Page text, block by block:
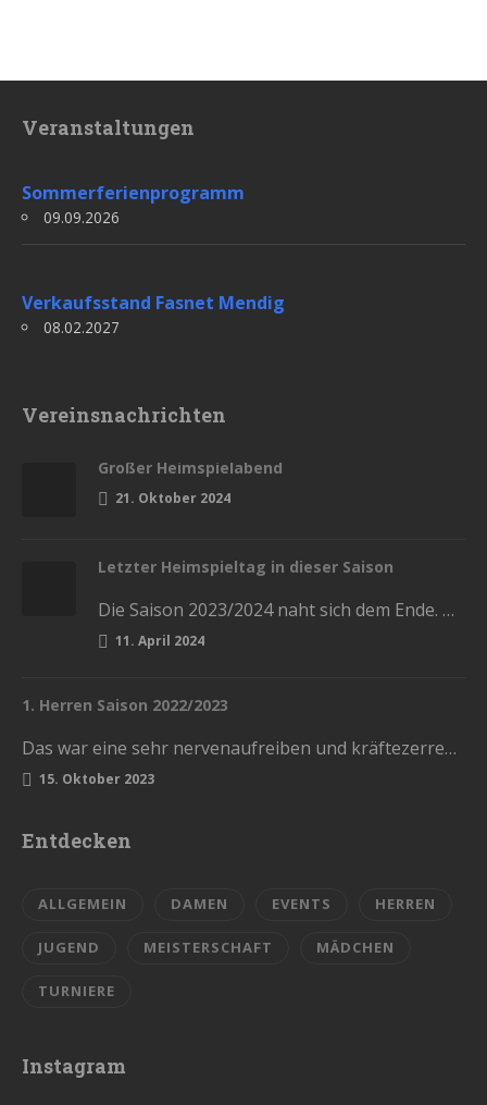
Veranstaltungen
Sommerferienprogramm
09.09.2026
Verkaufsstand Fasnet Mendig
08.02.2027
Vereinsnachrichten
Großer Heimspielabend
21. Oktober 2024
Letzter Heimspieltag in dieser Saison
Die Saison 2023/2024 naht sich dem Ende. Diesen Samstag haben wir die letzten Heimspiele in der Stadthalle. Kommt und lasst…
11. April 2024
1. Herren Saison 2022/2023
Das war eine sehr nervenaufreiben und kräftezerrende Saison. Mit einem Ende, womit wir nicht gerechnet hatten. Die Vorrunde schlossen wir…
15. Oktober 2023
Entdecken
ALLGEMEIN DAMEN EVENTS HERREN
JUGEND MEISTERSCHAFT MÄDCHEN
TURNIERE
Instagram